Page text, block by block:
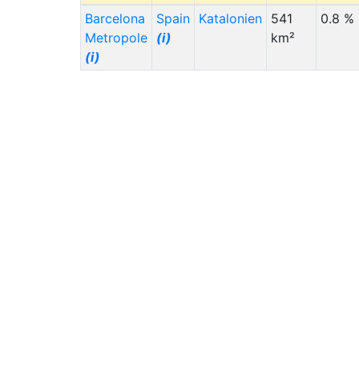
Barcelona
Metropole
(i)
Spain
(i)
Katalonien
541
km²
0.8 %